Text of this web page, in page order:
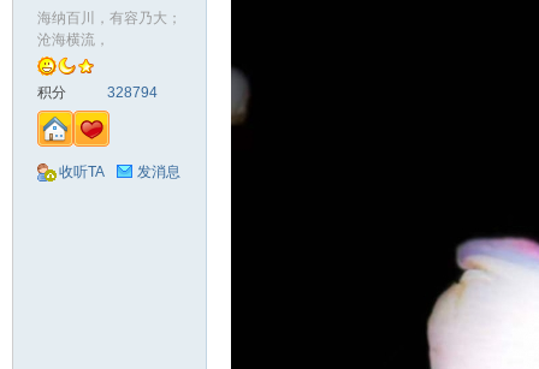
海纳百川，有容乃大；
沧海横流，
积分 328794
收听TA 发消息